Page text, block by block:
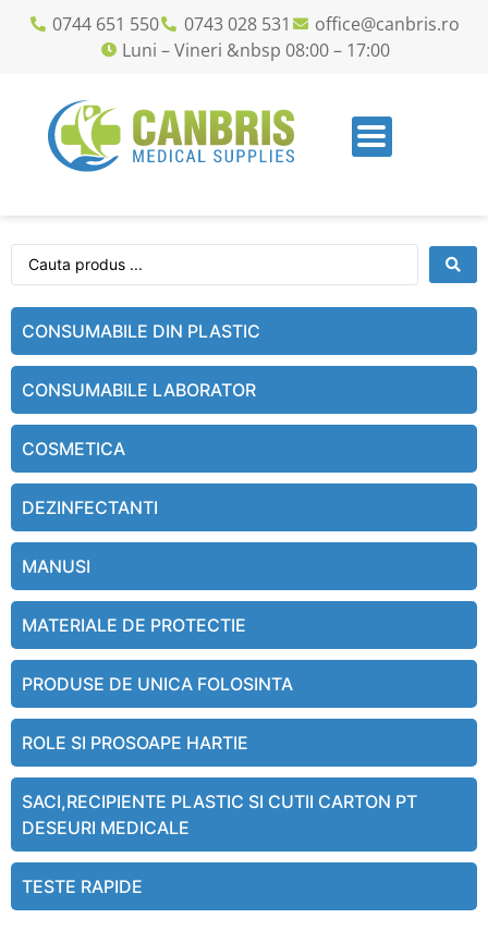
0744 651 550 0743 028 531
office@canbris.ro
Luni – Vineri &nbsp 08:00 – 17:00
CONSUMABILE DIN PLASTIC
CONSUMABILE LABORATOR
COSMETICA
DEZINFECTANTI
MANUSI
MATERIALE DE PROTECTIE
PRODUSE DE UNICA FOLOSINTA
ROLE SI PROSOAPE HARTIE
SACI,RECIPIENTE PLASTIC SI CUTII CARTON PT
DESEURI MEDICALE
TESTE RAPIDE